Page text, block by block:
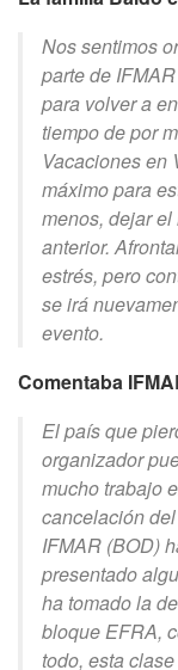
Nos sentimos
parte de
para volver a
tiempo de por
Vacaciones en
máximo para
menos, dejar
anterior.
estrés, pero
se irá
evento.
Comentaba
El país que
organizador
mucho trabajo
cancelación
IFMAR (BOD)
presentado
ha tomado la
bloque EFRA,
todo, esta